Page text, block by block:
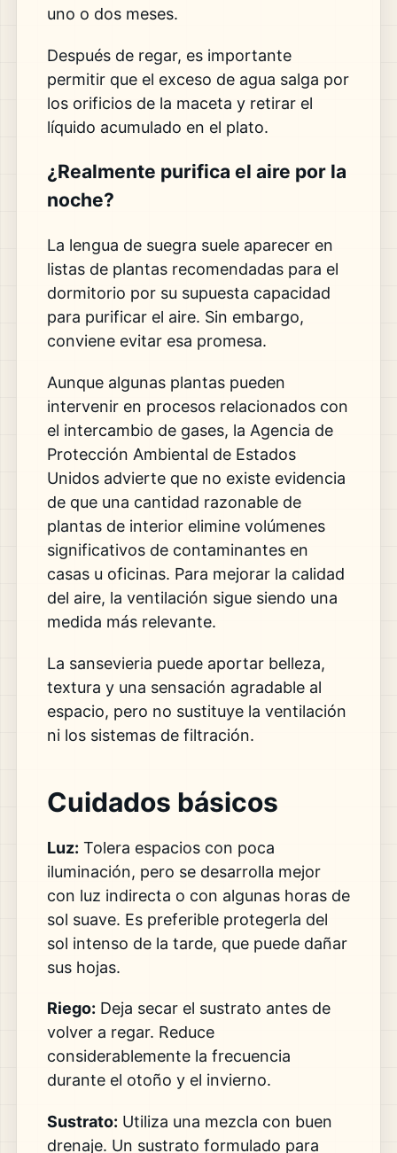
uno o dos meses.
Después de regar, es importante
permitir que el exceso de agua salga por
los orificios de la maceta y retirar el
líquido acumulado en el plato.
¿Realmente purifica el aire por la
noche?
La lengua de suegra suele aparecer en
listas de plantas recomendadas para el
dormitorio por su supuesta capacidad
para purificar el aire. Sin embargo,
conviene evitar esa promesa.
Aunque algunas plantas pueden
intervenir en procesos relacionados con
el intercambio de gases, la Agencia de
Protección Ambiental de Estados
Unidos advierte que no existe evidencia
de que una cantidad razonable de
plantas de interior elimine volúmenes
significativos de contaminantes en
casas u oficinas. Para mejorar la calidad
del aire, la ventilación sigue siendo una
medida más relevante.
La sansevieria puede aportar belleza,
textura y una sensación agradable al
espacio, pero no sustituye la ventilación
ni los sistemas de filtración.
Cuidados básicos
Luz: Tolera espacios con poca
iluminación, pero se desarrolla mejor
con luz indirecta o con algunas horas de
sol suave. Es preferible protegerla del
sol intenso de la tarde, que puede dañar
sus hojas.
Riego: Deja secar el sustrato antes de
volver a regar. Reduce
considerablemente la frecuencia
durante el otoño y el invierno.
Sustrato: Utiliza una mezcla con buen
drenaje. Un sustrato formulado para